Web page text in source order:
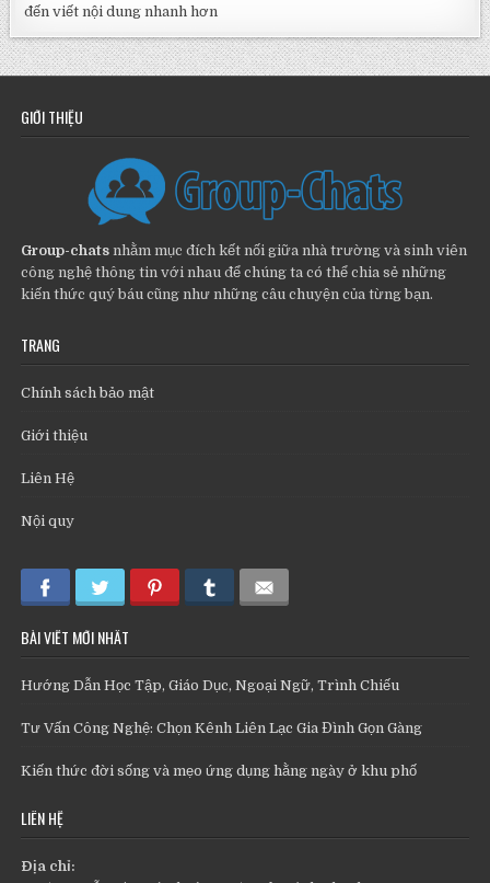
đến viết nội dung nhanh hơn
GIỚI THIỆU
Group-chats nhằm mục đích kết nối giữa nhà trường và sinh viên
công nghệ thông tin với nhau để chúng ta có thể chia sẻ những
kiến thức quý báu cũng như những câu chuyện của từng bạn.
TRANG
Chính sách bảo mật
Giới thiệu
Liên Hệ
Nội quy
BÀI VIẾT MỚI NHẤT
Hướng Dẫn Học Tập, Giáo Dục, Ngoại Ngữ, Trình Chiếu
Tư Vấn Công Nghệ: Chọn Kênh Liên Lạc Gia Đình Gọn Gàng
Kiến thức đời sống và mẹo ứng dụng hằng ngày ở khu phố
LIÊN HỆ
Địa chỉ: